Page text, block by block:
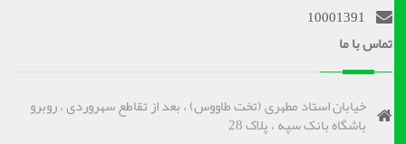
10001391
تماس با ما
خیابان استاد مطهری (تخت طاووس) ، بعد از تقاطع سهروردی ، روبرو
باشگاه بانک سپه ، پلاک 28